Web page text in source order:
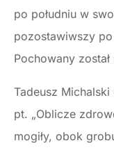
po południu w
pozostawiwszy
Pochowany
Tadeusz
pt. „Oblicze
mogiły, obok